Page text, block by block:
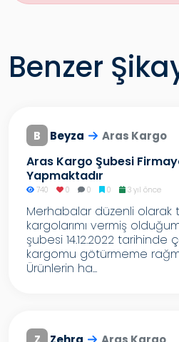
Benzer
B Beyza Aras Kargo
Aras Kargo Şubesi
Yapmaktadır
740 0 0 0 3 yıl önce
Merhabalar düzenli olarak
kargolarımı vermiş
şubesi 14.12.2022 tarihinde
kargomu götürmeme
Ürünlerin ha...